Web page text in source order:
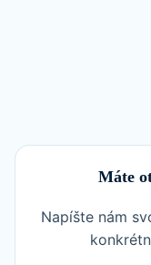
Máte
Napíšte nám